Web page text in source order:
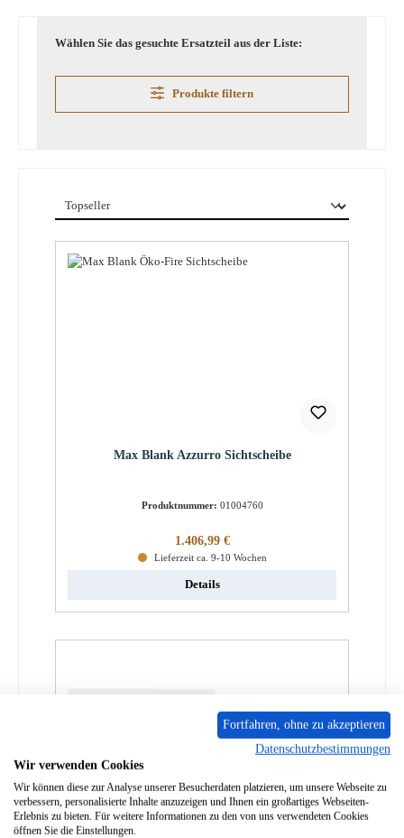
Wählen Sie das gesuchte Ersatzteil aus der Liste:
Produkte filtern
Max Blank Azzurro Sichtscheibe
Produktnummer: 01004760
Regulärer Preis:
1.406,99 €
Lieferzeit ca. 9-10 Wochen
Details
Fortfahren, ohne zu akzeptieren
Datenschutzbestimmungen
Wir verwenden Cookies
Wir können diese zur Analyse unserer Besucherdaten platzieren, um unsere Webseite zu
verbessern, personalisierte Inhalte anzuzeigen und Ihnen ein großartiges Webseiten-
Erlebnis zu bieten. Für weitere Informationen zu den von uns verwendeten Cookies
öffnen Sie die Einstellungen.